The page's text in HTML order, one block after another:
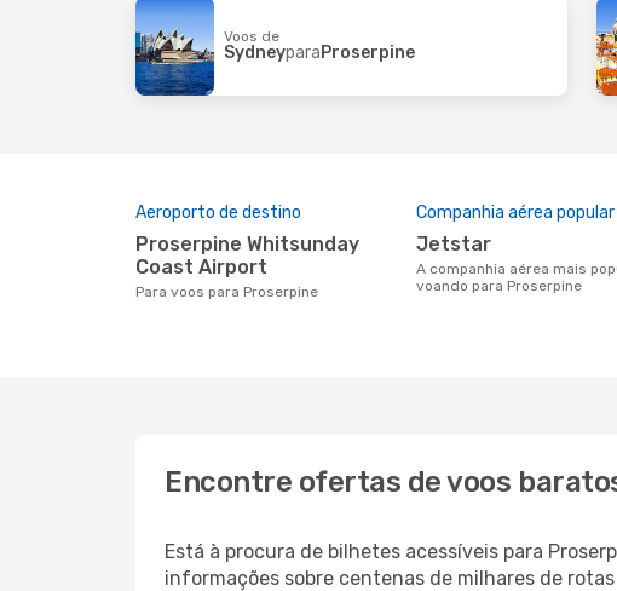
Voos de
SydneyparaProserpine
Aeroporto de destino
Proserpine Whitsunday
Coast Airport
Para voos para Proserpine
Companhia aérea popular
Jetstar
A companhia aérea mais popular
voando para Proserpine
Encontre ofertas de voos
Está à procura de bilhetes acessíveis para
informações sobre centenas de milhares de